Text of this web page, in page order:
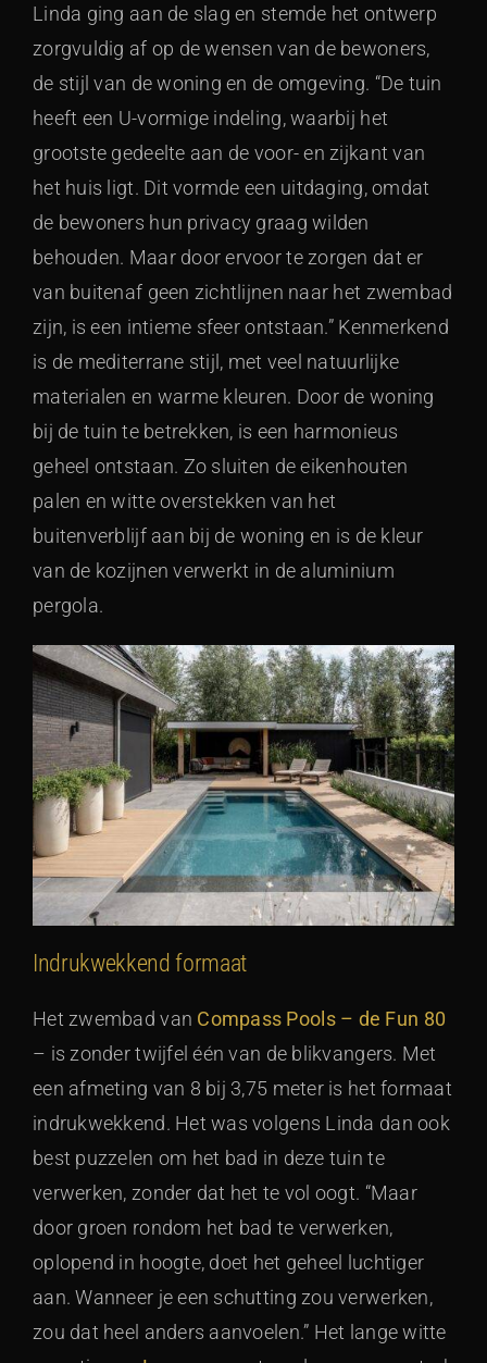
Linda ging aan de slag en stemde het ontwerp
zorgvuldig af op de wensen van de bewoners,
de stijl van de woning en de omgeving. “De tuin
heeft een U-vormige indeling, waarbij het
grootste gedeelte aan de voor- en zijkant van
het huis ligt. Dit vormde een uitdaging, omdat
de bewoners hun privacy graag wilden
behouden. Maar door ervoor te zorgen dat er
van buitenaf geen zichtlijnen naar het zwembad
zijn, is een intieme sfeer ontstaan.” Kenmerkend
is de mediterrane stijl, met veel natuurlijke
materialen en warme kleuren. Door de woning
bij de tuin te betrekken, is een harmonieus
geheel ontstaan. Zo sluiten de eikenhouten
palen en witte overstekken van het
buitenverblijf aan bij de woning en is de kleur
van de kozijnen verwerkt in de aluminium
pergola.
Indrukwekkend formaat
Het zwembad van Compass Pools – de Fun 80
– is zonder twijfel één van de blikvangers. Met
een afmeting van 8 bij 3,75 meter is het formaat
indrukwekkend. Het was volgens Linda dan ook
best puzzelen om het bad in deze tuin te
verwerken, zonder dat het te vol oogt. “Maar
door groen rondom het bad te verwerken,
oplopend in hoogte, doet het geheel luchtiger
aan. Wanneer je een schutting zou verwerken,
zou dat heel anders aanvoelen.” Het lange witte